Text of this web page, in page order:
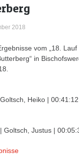
2018
vom „18. Lauf
in
Heiko | 00:41:12
Goltsch, Justus |